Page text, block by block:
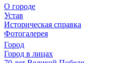
О городе
Устав
Историческая справка
Фотогалерея
Город
Город в лицах